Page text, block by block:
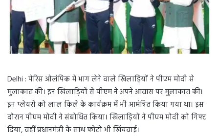
Delhi : पेरिस ओलंपिक में भाग लेने वाले खिलाड़ियों ने पीएम मोदी से
मुलाकात की। इन खिलाड़ियों से पीएम ने अपने आवास पर मुलाकात की।
इन प्लेयरों को लाल किले के कार्यक्रम में भी आमंत्रित किया गया था। इस
दौरान पीएम मोदी ने संबोधित किया। खिलाड़ियों ने पीएम मोदी को गिफ्ट
दिया, वहीं प्रधानमंत्री के साथ फोटो भी खिंचवाई।